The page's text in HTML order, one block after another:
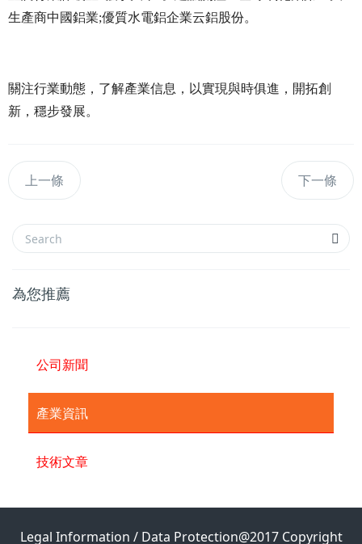
生產商中國鋁業;優質水電鋁企業云鋁股份。
關注行業動態，了解產業信息，以實現與時俱進，開拓創
新，穩步發展。
上一條 下一條
為您推薦
公司新聞
產業資訊
技術文章
Legal Information / Data Protection@2017 Copyright